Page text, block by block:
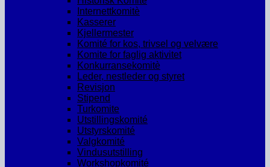
Internettkomitè
Kasserer
Kjellermester
Komité for kos, trivsel og velvære
Komite for faglig aktivitet
Konkurransekomitè
Leder, nestleder og styret
Revisjon
Stipend
Turkomite
Utstillingskomité
Utstyrskomité
Valgkomité
Vindusutstilling
Workshopkomité